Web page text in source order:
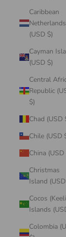
Caribbean
Netherlands
(USD $)
Cayman
(USD $)
Central
Republic
$)
Christmas
Cocos
Colombia